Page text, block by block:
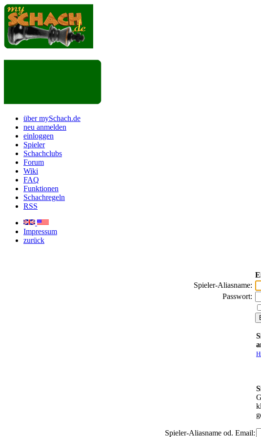
über mySchach.de
neu anmelden
einloggen
Spieler
Schachclubs
Forum
Wiki
FAQ
Funktionen
Schachregeln
RSS
Impressum
zurück
Spieler-Aliasname:
Passwort:
Spieler-Aliasname od. Email: